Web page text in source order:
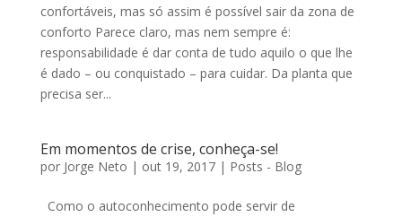
confortáveis, mas só assim é possível sair da zona de
conforto Parece claro, mas nem sempre é:
responsabilidade é dar conta de tudo aquilo o que lhe
é dado – ou conquistado – para cuidar. Da planta que
precisa ser...
Em momentos de crise, conheça-se!
por Jorge Neto | out 19, 2017| Posts - Blog
Como o autoconhecimento pode servir de